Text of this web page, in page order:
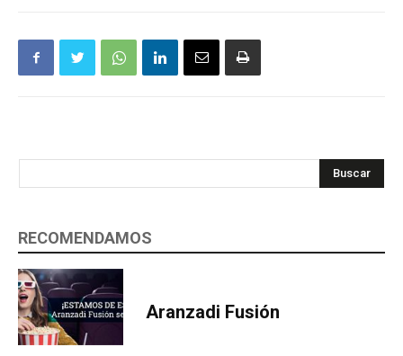
Buscar
RECOMENDAMOS
Aranzadi Fusión